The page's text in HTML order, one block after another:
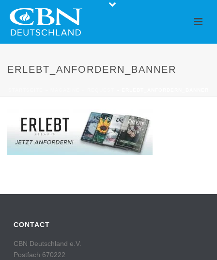
ERLEBT_ANFORDERN_BANNER
CONTACT
CBN Deutschland e.V.
Postfach 670222